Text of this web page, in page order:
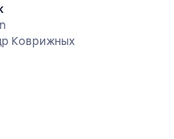
Коврижных
0 на основе 0 оценок